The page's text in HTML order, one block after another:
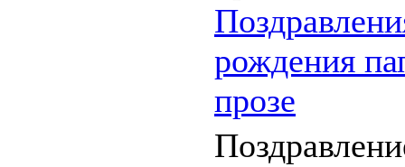
рождения
прозе